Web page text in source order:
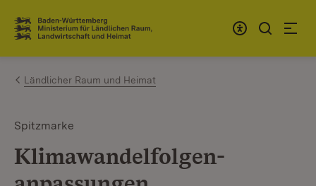
Zum Inhalt springen
Link zur Startseite
Ländlicher Raum und Heimat
Spitzmarke
Klimawandelfolgen­